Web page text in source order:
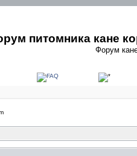
питомника кане
Форум